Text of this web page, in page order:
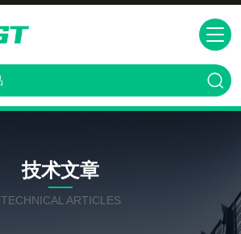
技术文章
TECHNICAL ARTICLES